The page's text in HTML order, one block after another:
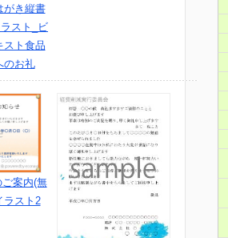
がき縦書
スト_ビ
スト食品
のお礼
案内(無
ラスト2